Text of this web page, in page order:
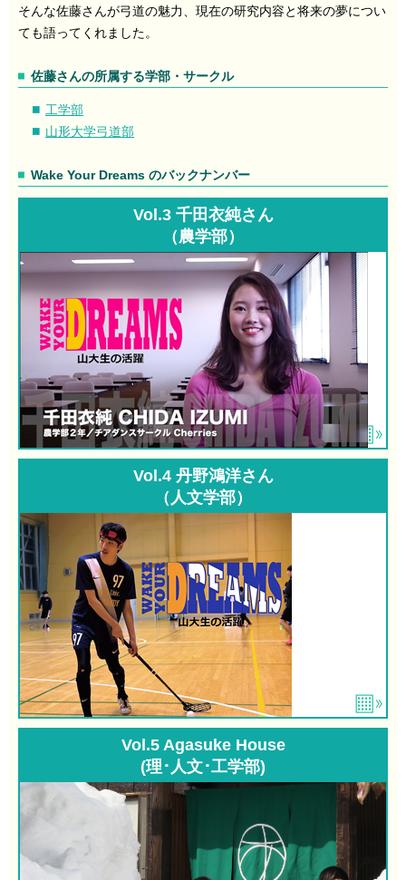
そんな佐藤さんが弓道の魅力、現在の研究内容と将来の夢につい
ても語ってくれました。
佐藤さんの所属する学部・サークル
工学部
山形大学弓道部
Wake Your Dreams のバックナンバー
Vol.3 千田衣純さん
（農学部）
Vol.4 丹野鴻洋さん
（人文学部）
Vol.5 Agasuke House
(理･人文･工学部)